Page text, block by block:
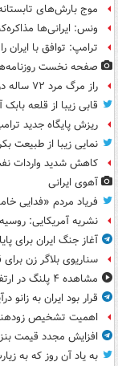
موج بارش‌های تابستانه در
ونس: ایرانی‌ها
ترامپ: توافق با
صفحه نخست روزنامه‌های
راز مرگ مرد ۷۲ ساله در تهرانپارس فاش شد
قابی زیبا از قلعه
ریزش پایگاه جدید
نمایی زیبا از طبیعت
کاهش شدید واردات
آهوی ایرانی
فریاد مردم «فدایی
نشریه آمریکایی:
آغاز جنگ ایران برای
سناریوی بلاگر زن
مشاهده ۴ پلنگ در ارتفاعات میناب
قرار بود ایران به
اهمیت تشخیص
افزایش مجدد قیمت
به یاد آن روز که به